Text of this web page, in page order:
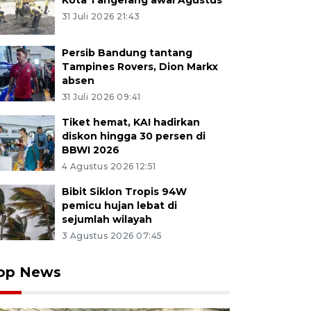
31 Juli 2026 21:43
Persib Bandung tantang
Tampines Rovers, Dion Markx
absen
31 Juli 2026 09:41
Tiket hemat, KAI hadirkan
diskon hingga 30 persen di
BBWI 2026
4 Agustus 2026 12:51
Bibit Siklon Tropis 94W
pemicu hujan lebat di
sejumlah wilayah
3 Agustus 2026 07:45
News